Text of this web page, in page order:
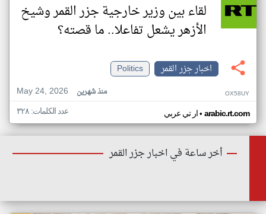
لقاء بين وزير خارجية جزر القمر وشيخ
الأزهر يشعل تفاعلا.. ما قصته؟
اخبار جزر القمر
Politics
May 24, 2026
منذ شهرين OX58UY
ار تي عربي• arabic.rt.com عدد الكلمات: ٣٢٨
أخر ساعة في اخبار جزر القمر